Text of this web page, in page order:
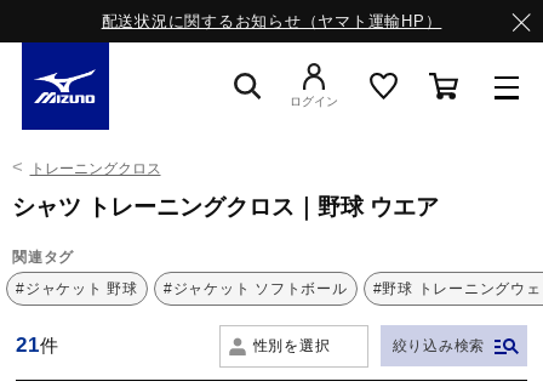
配送状況に関するお知らせ（ヤマト運輸HP）
スニーカー
ログイン
トレーニングクロス
シャツ トレーニングクロス｜野球 ウエア
関連タグ
#ジャケット 野球
#ジャケット ソフトボール #野球 トレーニングウ
21件 性別を選択 絞り込み検索